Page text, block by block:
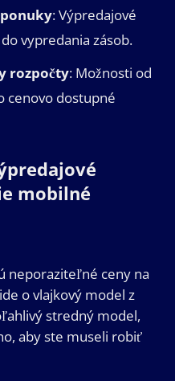
: Výpredajové
vypredania zásob.
rozpočty: Možnosti od
cenovo dostupné
mobilné
neporaziteľné ceny na
o vlajkový model z
stredný model,
aby ste museli robiť